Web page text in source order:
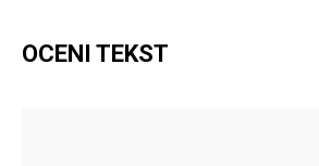
OCENI TEKST